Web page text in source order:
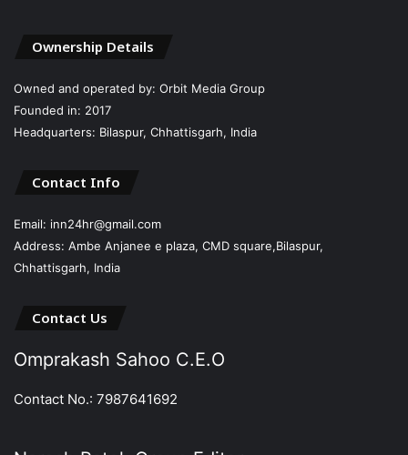
Ownership Details
Owned and operated by: Orbit Media Group
Founded in: 2017
Headquarters: Bilaspur, Chhattisgarh, India
Contact Info
Email: inn24hr@gmail.com
Address: Ambe Anjanee e plaza, CMD square,Bilaspur,
Chhattisgarh, India
Contact Us
Omprakash Sahoo C.E.O
Contact No.: 7987641692